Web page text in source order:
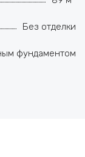
Без отделки
фундаментом